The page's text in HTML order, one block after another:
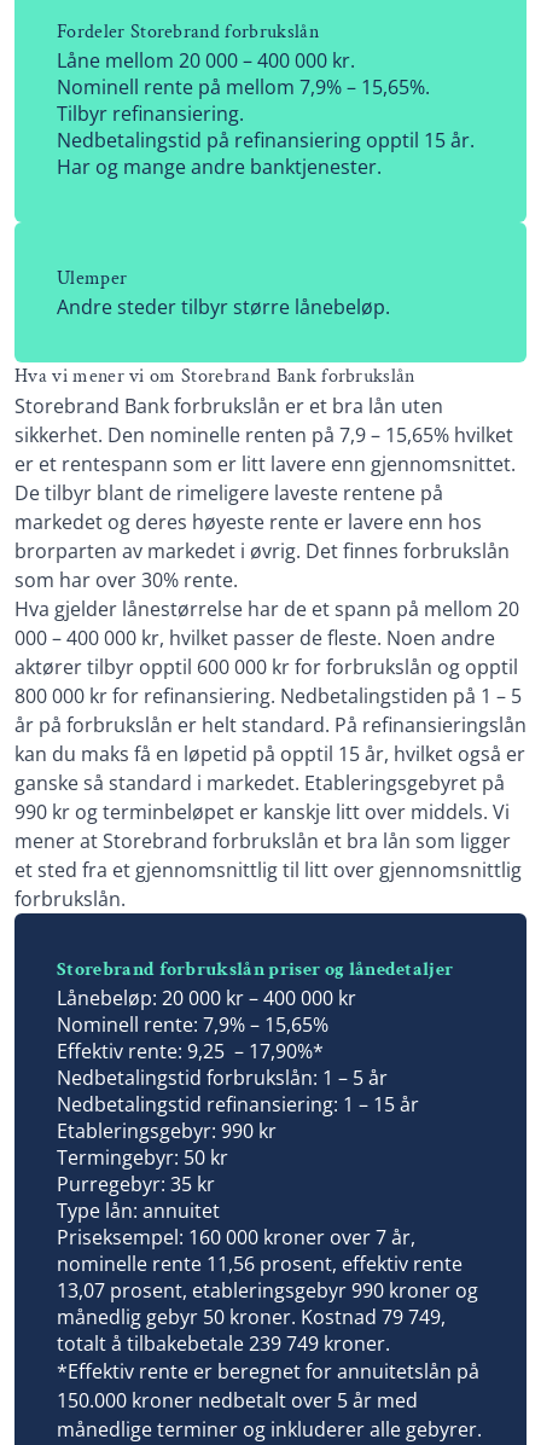
Fordeler Storebrand forbrukslån
Låne mellom 20 000 – 400 000 kr.
Nominell rente på mellom 7,9% – 15,65%.
Tilbyr refinansiering.
Nedbetalingstid på refinansiering opptil 15 år.
Har og mange andre banktjenester.
Ulemper
Andre steder tilbyr større lånebeløp.
Hva vi mener vi om Storebrand Bank forbrukslån
Storebrand Bank forbrukslån er et bra lån uten
sikkerhet. Den nominelle renten på 7,9 – 15,65% hvilket
er et rentespann som er litt lavere enn gjennomsnittet.
De tilbyr blant de rimeligere laveste rentene på
markedet og deres høyeste rente er lavere enn hos
brorparten av markedet i øvrig. Det finnes forbrukslån
som har over 30% rente.
Hva gjelder lånestørrelse har de et spann på mellom 20
000 – 400 000 kr, hvilket passer de fleste. Noen andre
aktører tilbyr opptil 600 000 kr for forbrukslån og opptil
800 000 kr for refinansiering. Nedbetalingstiden på 1 – 5
år på forbrukslån er helt standard. På refinansieringslån
kan du maks få en løpetid på opptil 15 år, hvilket også er
ganske så standard i markedet. Etableringsgebyret på
990 kr og terminbeløpet er kanskje litt over middels. Vi
mener at Storebrand forbrukslån et bra lån som ligger
et sted fra et gjennomsnittlig til litt over gjennomsnittlig
forbrukslån.
Storebrand forbrukslån priser og lånedetaljer
Lånebeløp: 20 000 kr – 400 000 kr
Nominell rente: 7,9% – 15,65%
Effektiv rente: 9,25 – 17,90%*
Nedbetalingstid forbrukslån: 1 – 5 år
Nedbetalingstid refinansiering: 1 – 15 år
Etableringsgebyr: 990 kr
Termingebyr: 50 kr
Purregebyr: 35 kr
Type lån: annuitet
Priseksempel: 160 000 kroner over 7 år,
nominelle rente 11,56 prosent, effektiv rente
13,07 prosent, etableringsgebyr 990 kroner og
månedlig gebyr 50 kroner. Kostnad 79 749,
totalt å tilbakebetale 239 749 kroner.
*Effektiv rente er beregnet for annuitetslån på
150.000 kroner nedbetalt over 5 år med
månedlige terminer og inkluderer alle gebyrer.